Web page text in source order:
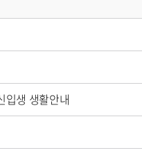
입생 생활안내